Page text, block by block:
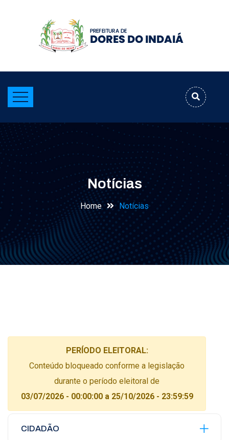
Notícias
Home Notícias
PERÍODO ELEITORAL:
Conteúdo bloqueado conforme a legislação
durante o período eleitoral de
03/07/2026 - 00:00:00 a 25/10/2026 - 23:59:59
CIDADÃO